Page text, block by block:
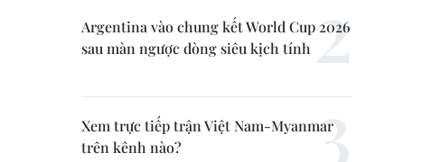
Argentina vào chung kết World Cup 2026
sau màn ngược dòng siêu kịch tính
Xem trực tiếp trận Việt Nam-Myanmar
trên kênh nào?